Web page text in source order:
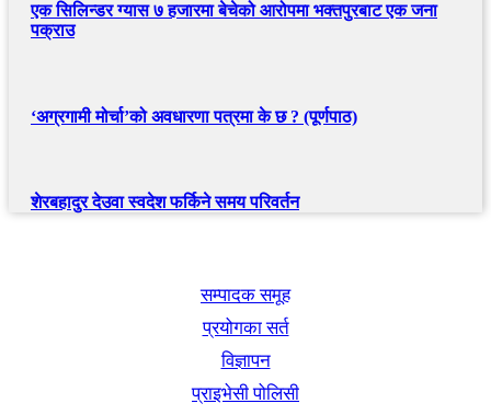
एक सिलिन्डर ग्यास ७ हजारमा बेचेको आरोपमा भक्तपुरबाट एक जना
पक्राउ
‘अग्रगामी मोर्चा’को अवधारणा पत्रमा के छ ? (पूर्णपाठ)
शेरबहादुर देउवा स्वदेश फर्किने समय परिवर्तन
सम्पादक समूह
प्रयोगका सर्त
विज्ञापन
प्राइभेसी पोलिसी